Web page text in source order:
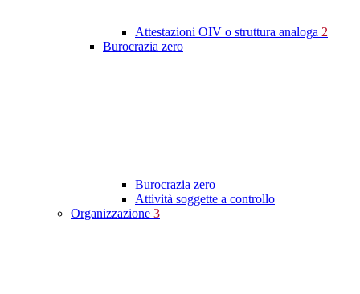
Attestazioni OIV o struttura analoga 2
Burocrazia zero
Burocrazia zero
Attività soggette a controllo
Organizzazione 3